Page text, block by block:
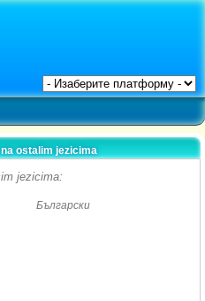
ostalim jezicima
jezicima:
Български